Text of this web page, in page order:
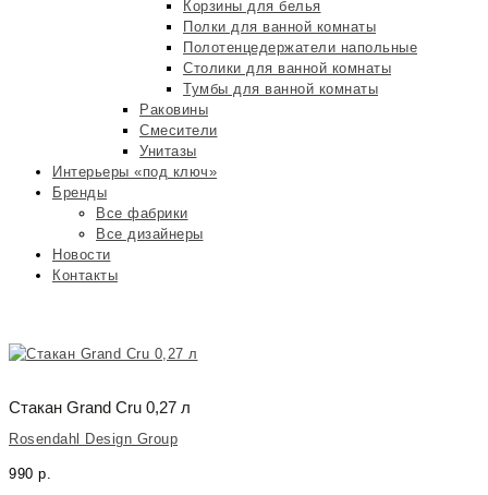
Корзины для белья
Полки для ванной комнаты
Полотенцедержатели напольные
Столики для ванной комнаты
Тумбы для ванной комнаты
Раковины
Смесители
Унитазы
Интерьеры «под ключ»
Бренды
Все фабрики
Все дизайнеры
Новости
Контакты
Стакан Grand Cru 0,27 л
Rosendahl Design Group
990 р.